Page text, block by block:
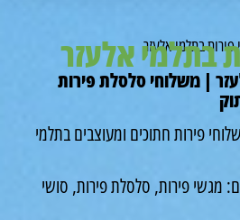
אלעזר אלעזר
סלסלת פירות
חתוכים ומעוצבים בתלמי
פירות, סלסלת פירות, סושי